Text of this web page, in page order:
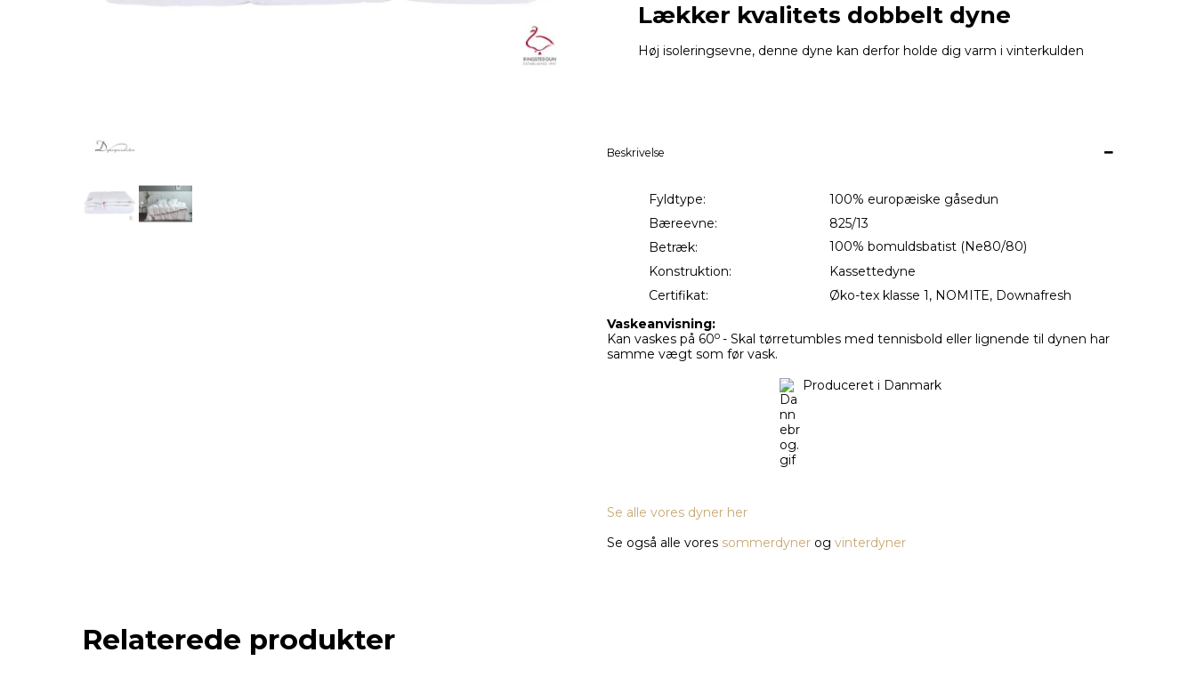
Lækker kvalitets dobbelt dyne
Høj isoleringsevne, denne dyne kan derfor holde dig varm i vinterkulden
Beskrivelse
Fyldtype:
100% europæiske gåsedun
Bæreevne:
825/13
Betræk:
100% bomuldsbatist (Ne80/80)
Konstruktion:
Kassettedyne
Certifikat:
Øko-tex klasse 1, NOMITE, Downafresh
Vaskeanvisning:
Kan vaskes på 60o - Skal tørretumbles med tennisbold eller lignende til dynen har
samme vægt som før vask.
Produceret i Danmark
Se alle vores dyner her
Se også alle vores sommerdyner og vinterdyner
Relaterede produkter